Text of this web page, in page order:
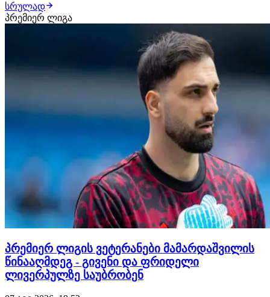
წუთზე რუსთაველები ლეგიონერმა ჟან სოუზა დე
ალმეიდამ დააწინაურა, მასპინძლებმა პირველი ტაიმი
ბოლომდე მიიყვანეს. იმერული კლუბი ვერც მეორე
სრულად
პრემიერ ლიგა
პრემიერ ლიგის ვეტერანები მამარდაშვილის
წინააღმდეგ - გივენი და ფრიდელი
ლივერპულზე საუბრობენ